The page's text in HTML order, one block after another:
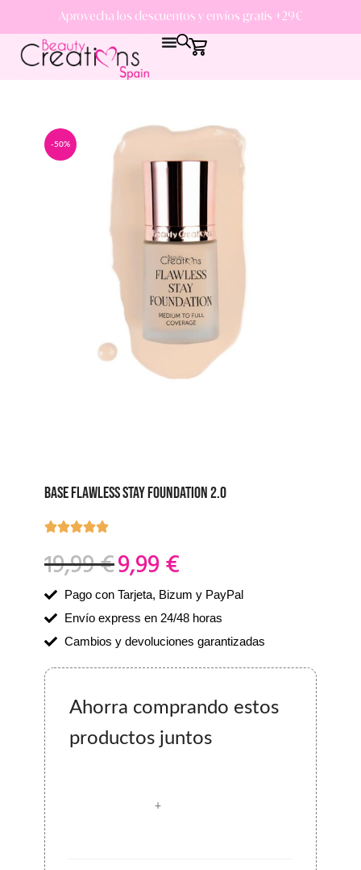
Aprovecha los descuentos y envíos gratis +29€
-50%
BASE FLAWLESS STAY FOUNDATION 2.0
19,99€9,99€
Pago con Tarjeta, Bizum y PayPal
Envío express en 24/48 horas
Cambios y devoluciones garantizadas
Ahorra comprando estos
productos juntos